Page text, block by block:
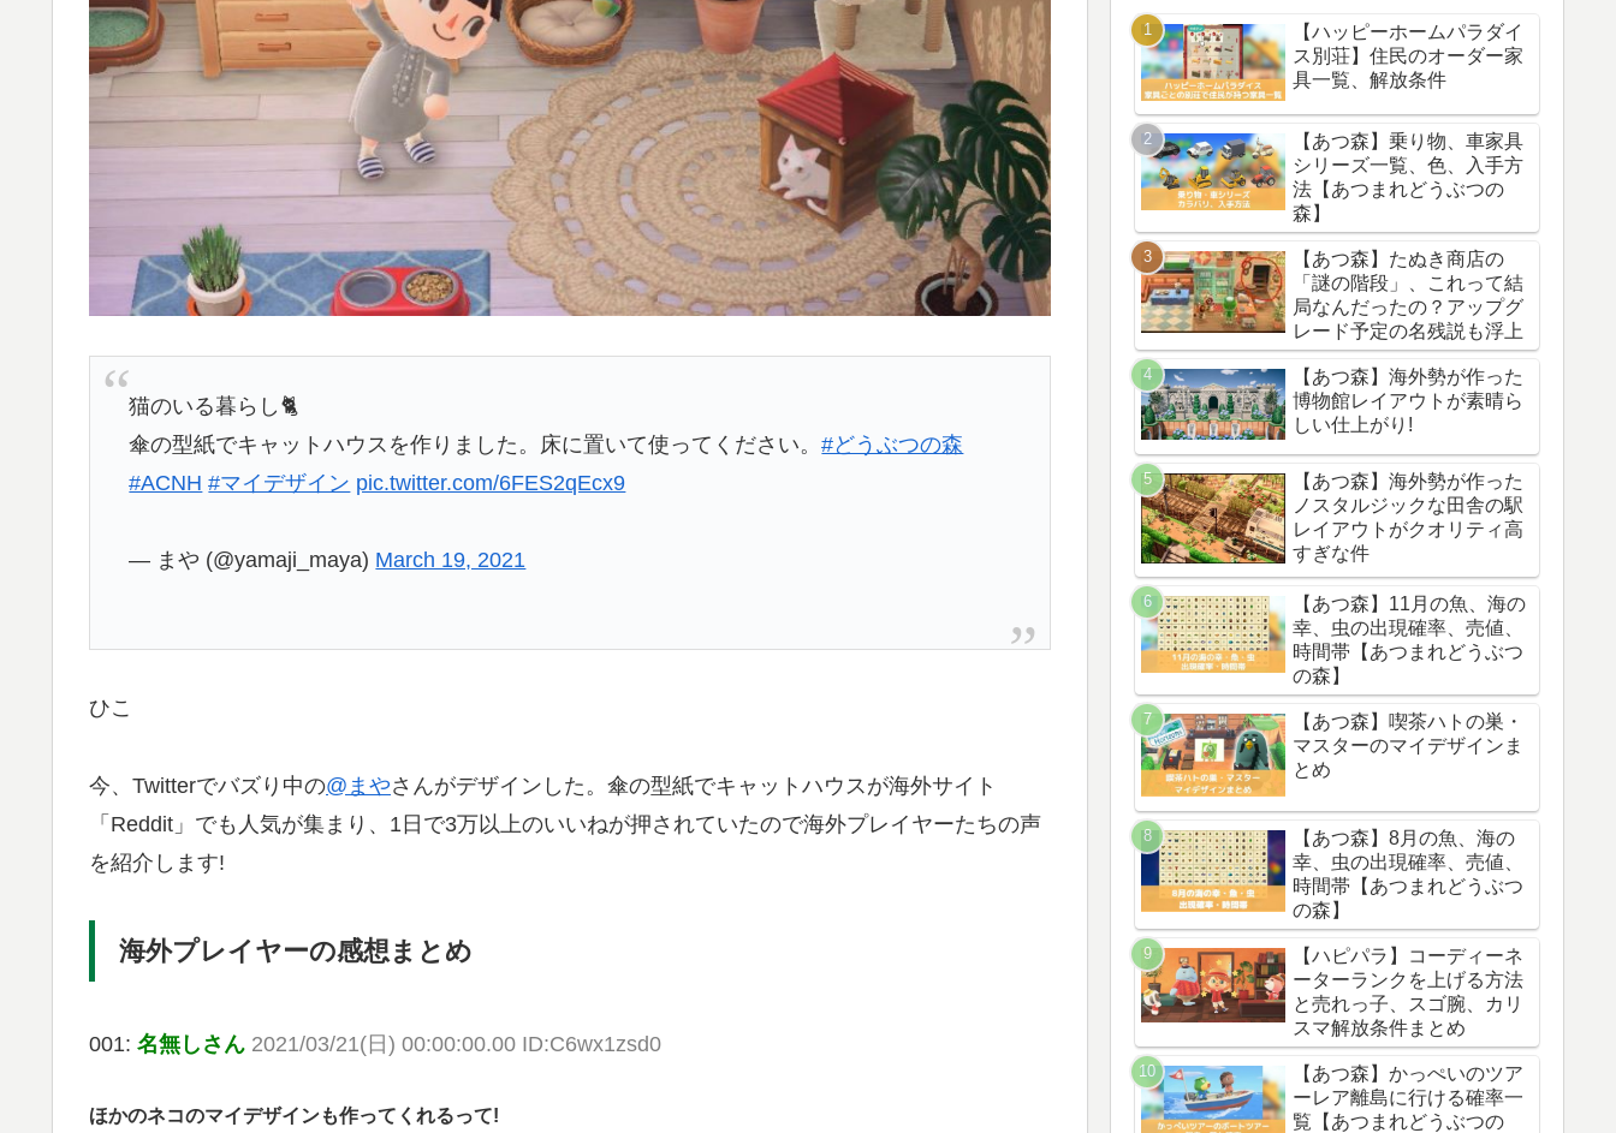
猫のいる暮らし🐈
傘の型紙でキャットハウスを作りました。床に置いて使ってください。#どうぶつの森
#ACNH #マイデザイン pic.twitter.com/6FES2qEcx9
— まや (@yamaji_maya) March 19, 2021
ひこ
今、Twitterでバズり中の@まやさんがデザインした。傘の型紙でキャットハウスが海外サイト
「Reddit」でも人気が集まり、1日で3万以上のいいねが押されていたので海外プレイヤーたちの声
を紹介します!
海外プレイヤーの感想まとめ
001: 名無しさん 2021/03/21(日) 00:00:00.00 ID:C6wx1zsd0
ほかのネコのマイデザインも作ってくれるって!
【ハッピーホームパラダイ
ス別荘】住民のオーダー家
具一覧、解放条件
【あつ森】乗り物、車家具
シリーズ一覧、色、入手方
法【あつまれどうぶつの
森】
【あつ森】たぬき商店の
「謎の階段」、これって結
局なんだったの？アップグ
レード予定の名残説も浮上
【あつ森】海外勢が作った
博物館レイアウトが素晴ら
しい仕上がり!
【あつ森】海外勢が作った
ノスタルジックな田舎の駅
レイアウトがクオリティ高
すぎな件
【あつ森】11月の魚、海の
幸、虫の出現確率、売値、
時間帯【あつまれどうぶつ
の森】
【あつ森】喫茶ハトの巣・
マスターのマイデザインま
とめ
【あつ森】8月の魚、海の
幸、虫の出現確率、売値、
時間帯【あつまれどうぶつ
の森】
【ハピパラ】コーディーネ
ーターランクを上げる方法
と売れっ子、スゴ腕、カリ
スマ解放条件まとめ
【あつ森】かっぺいのツア
ーレア離島に行ける確率一
覧【あつまれどうぶつの